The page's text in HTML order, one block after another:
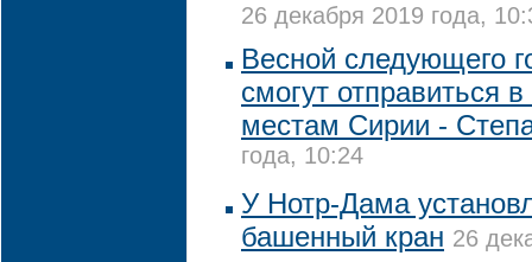
26 декабря 2019 года,
Весной следующего
смогут отправиться
местам Сирии -
года, 10:24
У Нотр-Дама
башенный кран 26